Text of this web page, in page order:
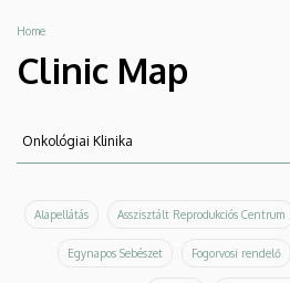
Breadcrumb
Home
Clinic Map
Suche
Suche
Alapellátás Asszisztált Reprodukciós Centrum
Egynapos Sebészet Fogorvosi rendelő